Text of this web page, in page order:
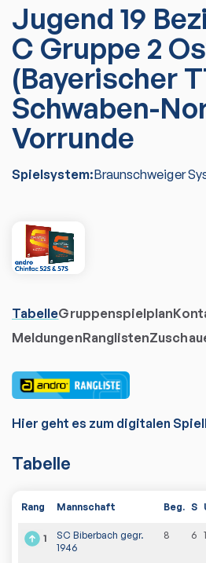
Jugend 19
C Gruppe 2
(Bayerischer
Schwaben-
Vorrunde
Spielsystem:Braunschweiger
TabelleGruppenspielplan
MeldungenRanglisten
Hier geht es zum digitalen
Tabelle
Rang Mannschaft Beg. S
1
SC Biberbach gegr.
1946
8 6 1